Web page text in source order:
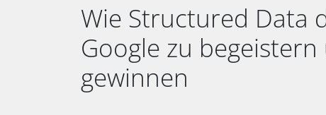
Wie Structured Data
Google zu
gewinnen